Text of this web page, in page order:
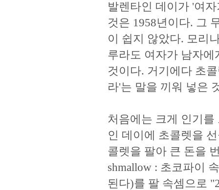
발렌타인 데이가 '여
것은 1958년이다. 그
이 쉽지 않았다. 모리
루라도 여자가 남자
것이다. 거기에다 초
라'는 말을 끼워 넣은
처음에는 크게 인기
인 데이에 초콜렛을
콜렛을 팔아 큰 돈을
shmallow : 초코파이
된다)를 팔 속셈으로